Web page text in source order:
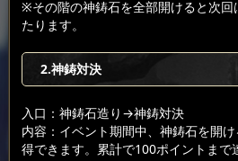
※その階の神鋳石を全部開けると次回
たります。
2.神鋳対決
入口：神鋳石造り →神鋳対決
内容：イベント期間中、神鋳石を開
得できます。累計で100ポイントまで